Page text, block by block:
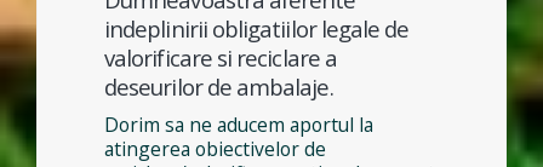
indeplinirii obligatiilor legale de
valorificare si reciclare a
deseurilor de ambalaje.
Dorim sa ne aducem aportul la
atingerea obiectivelor de